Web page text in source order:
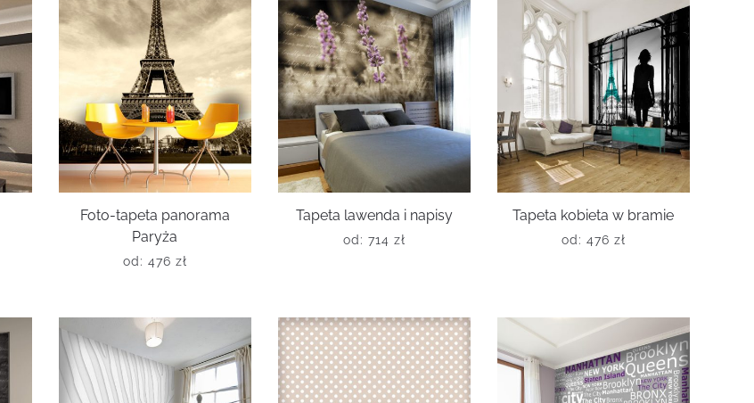
Foto-tapeta panorama
Paryża
od: 476 zł
Tapeta lawenda i napisy
od: 714 zł
Tapeta kobieta w bramie
od: 476 zł